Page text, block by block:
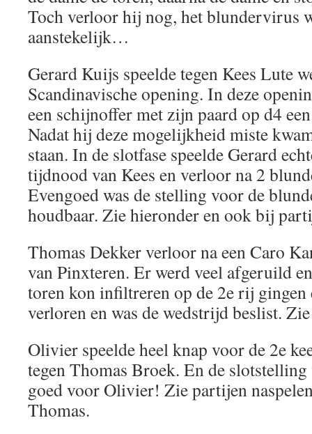
Toch verloor hij nog, het blundervirus
aanstekelijk…
Gerard Kuijs speelde tegen Kees Lute
Scandinavische opening. In deze
een schijnoffer met zijn paard op d4
Nadat hij deze mogelijkheid miste
staan. In de slotfase speelde Gerard
tijdnood van Kees en verloor na 2
Evengoed was de stelling voor de
houdbaar. Zie hieronder en ook bij
Thomas Dekker verloor na een Caro
van Pinxteren. Er werd veel afgeruild
toren kon infiltreren op de 2e rij
verloren en was de wedstrijd beslist.
Olivier speelde heel knap voor de 2e
tegen Thomas Broek. En de
goed voor Olivier! Zie partijen
Thomas.